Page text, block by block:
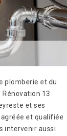
plomberie et du
13
et ses
et qualifiée
intervenir aussi